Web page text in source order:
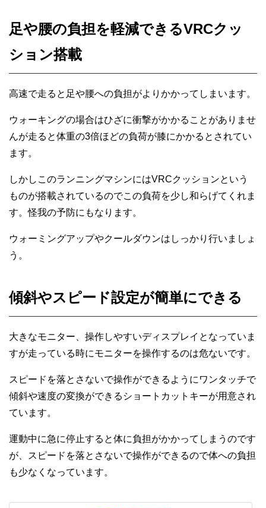
足や腰の負担を軽減できるVRCクッ
ション搭載
高速で走ると足や腰への負担がよりかかってしまいます。
ウォーキングの場合はひざに衝撃がかかることがありませ
んが走ると体重の3倍ほどの負荷が膝にかかるとされてい
ます。
しかしこのランニングマシンにはVRCクッションという
ものが搭載されているのでこの負荷を少し和らげてくれま
す。怪我の予防にもなります。
ウォーミングアップやクールダウンはしっかり行いましょ
う。
傾斜やスピード設定が簡単にできる
大きなモニター、操作しやすいディスプレイとなっていま
すが走っている時にモニターを操作するのは危ないです。
スピードを落とさないで操作ができるようにワンタッチで
傾斜や速度の変換ができるショートカットキーが用意され
ています。
運動中に急に停止すると体に負担がかかってしまうのです
が、スピードを落とさないで操作ができるので体への負担
も少なくなっています。